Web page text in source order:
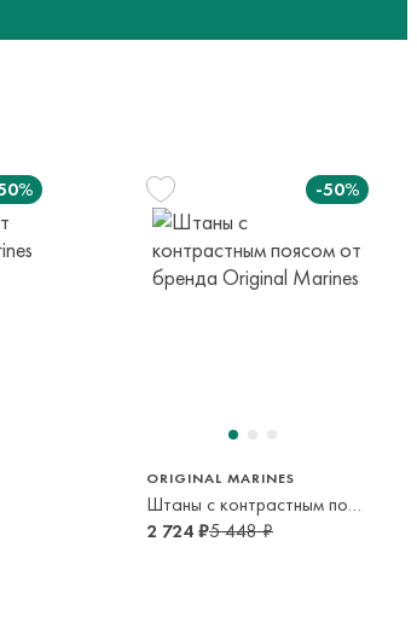
-50%
ORIGINAL MARINES
Штаны с контрастным поясом
2 724 ₽5 448 ₽